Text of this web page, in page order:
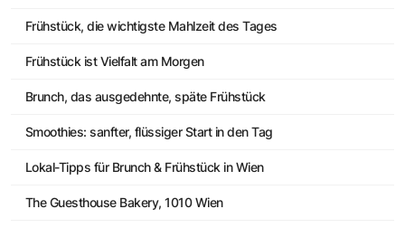
Frühstück, die wichtigste Mahlzeit des Tages
Frühstück ist Vielfalt am Morgen
Brunch, das ausgedehnte, späte Frühstück
Smoothies: sanfter, flüssiger Start in den Tag
Lokal-Tipps für Brunch & Frühstück in Wien
The Guesthouse Bakery, 1010 Wien